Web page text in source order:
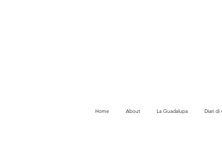
Home About La Guadalupa Diari di